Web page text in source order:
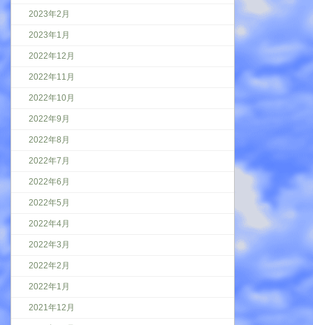
2023年2月
2023年1月
2022年12月
2022年11月
2022年10月
2022年9月
2022年8月
2022年7月
2022年6月
2022年5月
2022年4月
2022年3月
2022年2月
2022年1月
2021年12月